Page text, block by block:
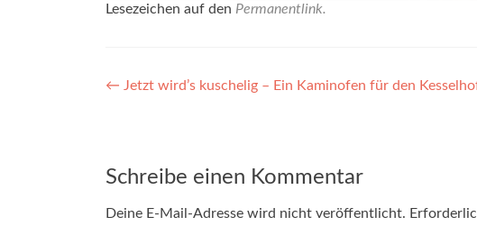
Lesezeichen auf den Permanentlink.
Beitragsnavigation
← Jetzt wird’s kuschelig – Ein Kaminofen für den
Schreibe einen Kommentar
Deine E-Mail-Adresse wird nicht veröffentlicht.